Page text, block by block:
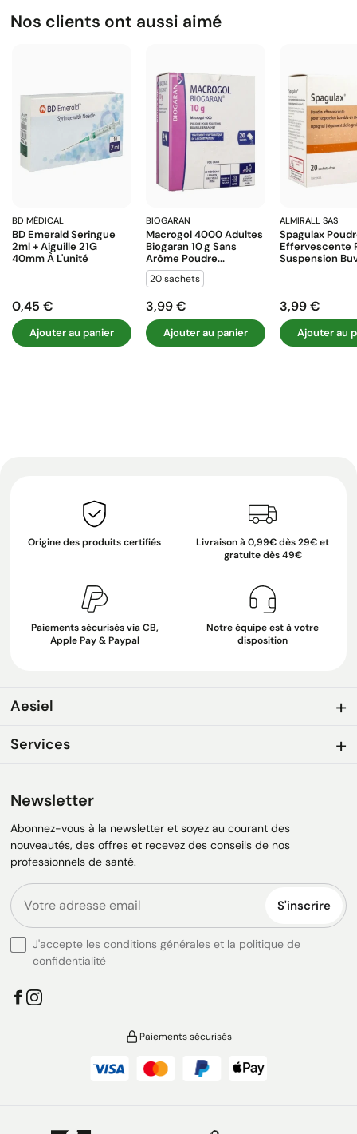
Nos clients ont aussi aimé
BD MÉDICAL
BD Emerald Seringue
2ml + Aiguille 21G
40mm À L'unité
Prix
0,45 €
Ajouter au panier
BIOGARAN
Macrogol 4000 Adultes
Biogaran 10 G Sans
Arôme Poudre...
20 sachets
Prix
3,99 €
Ajouter au panier
ALMIRALL SAS
Spagulax
Effervescente
Suspension
Prix
3,99 €
Ajouter au
Origine des produits certifiés
Livraison à 0,99€ dès 29€ et
gratuite dès 49€
Paiements sécurisés via CB,
Apple Pay & Paypal
Notre équipe est à votre
disposition
Aesiel
Services
Newsletter
Abonnez-vous à la newsletter et soyez au courant des
nouveautés, des offres et recevez des conseils de nos
professionnels de santé.
S'inscrire
J'accepte les conditions générales et la politique de
confidentialité
Paiements sécurisés